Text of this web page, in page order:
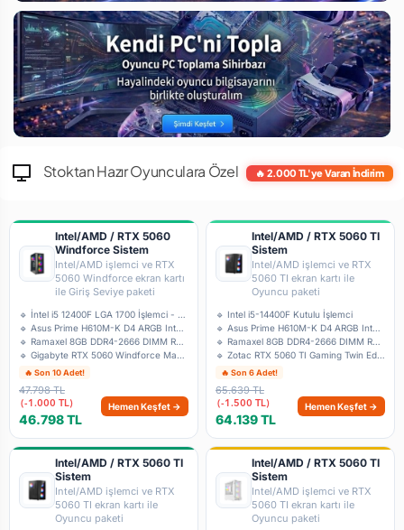
Stoktan Hazır Oyunculara Özel 🔥 2.000 TL'ye Varan İndirim
Intel/AMD / RTX 5060
Windforce Sistem
Intel/AMD işlemci ve RTX
5060 Windforce ekran kartı
ile Giriş Seviye paketi
🔥 Son 10 Adet!
47.798 TL
(-1.000 TL)
46.798 TL
Hemen Keşfet →
Intel/AMD / RTX 5060 TI
Sistem
Intel/AMD işlemci ve RTX
5060 TI ekran kartı ile
Oyuncu paketi
🔹 Intel i5-14400F Kutulu İşlemci
🔥 Son 6 Adet!
65.639 TL
(-1.500 TL)
64.139 TL
Hemen Keşfet →
Intel/AMD / RTX 5060 TI
Sistem
Intel/AMD işlemci ve RTX
5060 TI ekran kartı ile
Oyuncu paketi
Intel/AMD / RTX 5060 TI
Sistem
Intel/AMD işlemci ve RTX
5060 TI ekran kartı ile
Oyuncu paketi